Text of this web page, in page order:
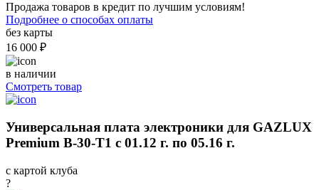
Продажа товаров в кредит по лучшим условиям!
Подробнее о способах оплаты
без карты
16 000 ₽
в наличии
Смотреть товар
Универсальная плата электроники для GAZLUX
Premium В-30-Т1 с 01.12 г. по 05.16 г.
с картой клуба
?